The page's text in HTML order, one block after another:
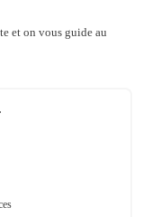
SONT À VOTRE
SOCIAUX !